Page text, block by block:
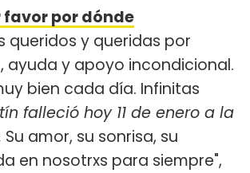
favor por dónde
queridos y queridas por
ayuda y apoyo incondicional.
bien cada día. Infinitas
falleció hoy 11 de enero a la
Su amor, su sonrisa, su
en nosotrxs para siempre",